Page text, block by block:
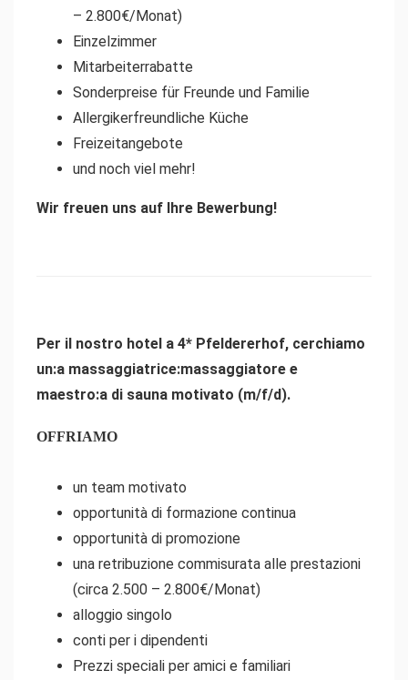
– 2.800€/Monat)
Einzelzimmer
Mitarbeiterrabatte
Sonderpreise für Freunde und Familie
Allergikerfreundliche Küche
Freizeitangebote
und noch viel mehr!
Wir freuen uns auf Ihre Bewerbung!
Per il nostro hotel a 4* Pfeldererhof, cerchiamo
un:a massaggiatrice:massaggiatore e
maestro:a di sauna motivato (m/f/d).
OFFRIAMO
un team motivato
opportunità di formazione continua
opportunità di promozione
una retribuzione commisurata alle prestazioni
(circa 2.500 – 2.800€/Monat)
alloggio singolo
conti per i dipendenti
Prezzi speciali per amici e familiari